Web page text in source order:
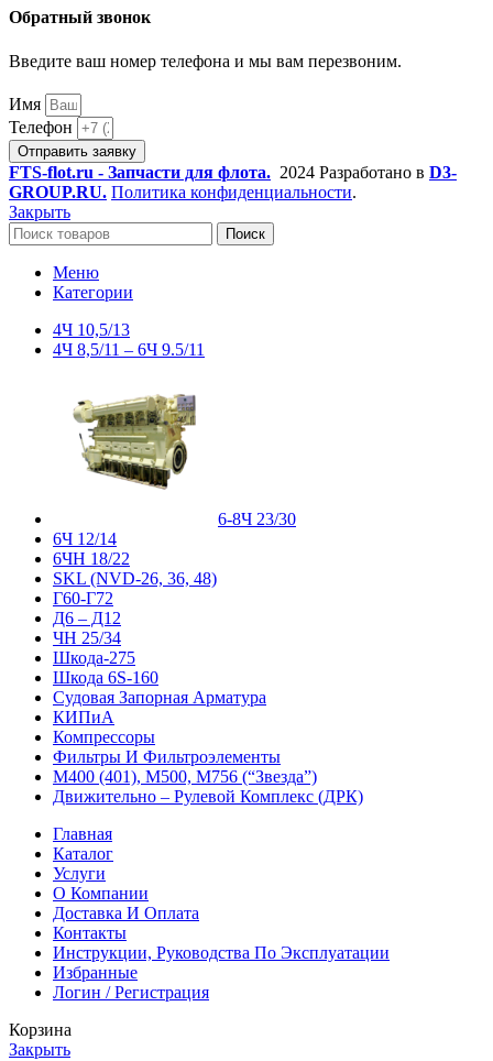
Обратный звонок
Введите ваш номер телефона и мы вам перезвоним.
Имя
Телефон
Отправить заявку
FTS-flot.ru - Запчасти для флота. 2024 Разработано в D3-
GROUP.RU. Политика конфиденциальности.
Закрыть
Поиск
Меню
Категории
4Ч 10,5/13
4Ч 8,5/11 – 6Ч 9.5/11
6-8Ч 23/30
6Ч 12/14
6ЧН 18/22
SKL (NVD-26, 36, 48)
Г60-Г72
Д6 – Д12
ЧН 25/34
Шкода-275
Шкода 6S-160
Судовая Запорная Арматура
КИПиА
Компрессоры
Фильтры И Фильтроэлементы
М400 (401), М500, М756 (“Звезда”)
Движительно – Рулевой Комплекс (ДРК)
Главная
Каталог
Услуги
О Компании
Доставка И Оплата
Контакты
Инструкции, Руководства По Эксплуатации
Избранные
Логин / Регистрация
Корзина
Закрыть